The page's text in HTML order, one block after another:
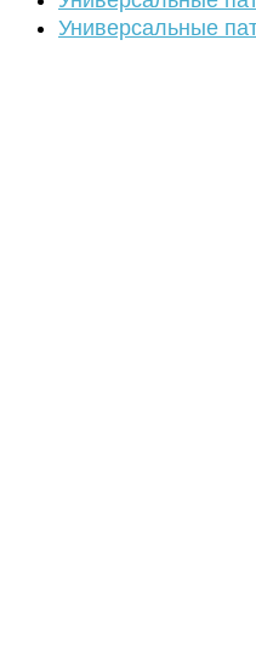
Универсальные